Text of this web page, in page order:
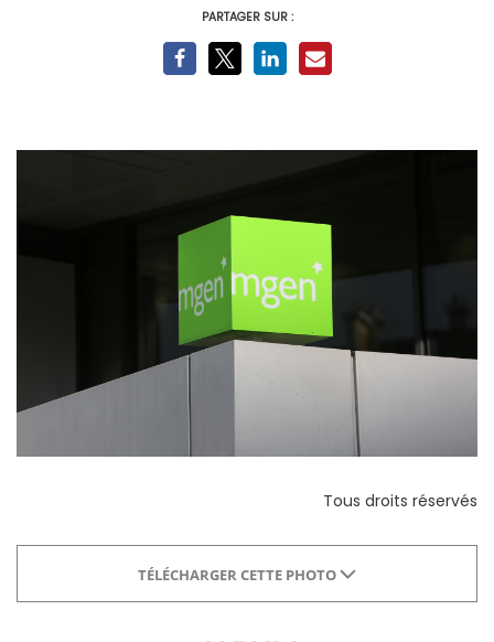
PARTAGER SUR :
Tous droits réservés
TÉLÉCHARGER CETTE PHOTO